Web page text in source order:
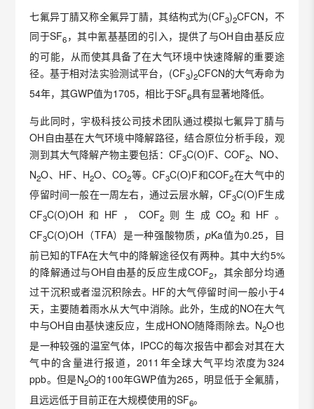
七氟异丁腈又称全氟异丁腈，其结构式为(CF3)2CFCN，不
同于SF6，其中氰基基团的引入，提供了与OH自由基反应
的可能，从而使其具备了在大气环境中快速降解的重要途
径。基于相对法实验测试平台，(CF3)2CFCN的大气寿命为
54年，其GWP值为1705，相比于SF6具有显著地降低。
与此同时，宇极科技公司技术团队通过模拟七氟异丁腈与
OH自由基在大气环境中降解路径，结合原位分析手段，观
测到其大气降解产物主要包括：CF3C(O)F、COF2、NO、
N2O、HF、H2O、CO2等。CF3C(O)F和COF2在大气中的
停留时间一般在一周左右，通过云层水解，CF3C(O)F生成
CF3C(O)OH和HF，COF2 则生成CO2和HF。
CF3C(O)OH（TFA）是一种强酸物质，pKa值为0.25，目
前已知的TFA在大气中的降解途径仅有两种。其中大约5%
的降解通过与OH自由基的反应生成COF2，其余部分均通
过干沉积或者湿沉积除去。HF的大气停留时间一般小于4
天，主要随着雨水从大气中消除。此外，生成的NO在大气
中与OH自由基快速反应，生成HONO随降雨除去。N2O也
是一种较强的温室气体，IPCC的每次报告中都会对其在大
气中的含量进行报道，2011年全球大气平均浓度为324
ppb。但是N2O的100年GWP值为265，明显低于全氟腈，
且远远低于目前正在大规模使用的SF6。